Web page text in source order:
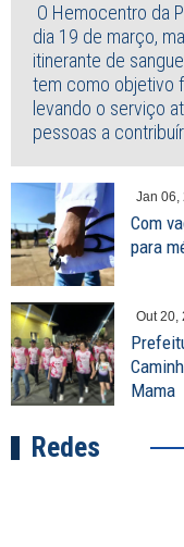
O Hemocentro da
dia 19 de março,
itinerante de
tem como objetivo
levando o serviço
pessoas a
Jan 06,
Com
para
Out 20,
Mama
Redes